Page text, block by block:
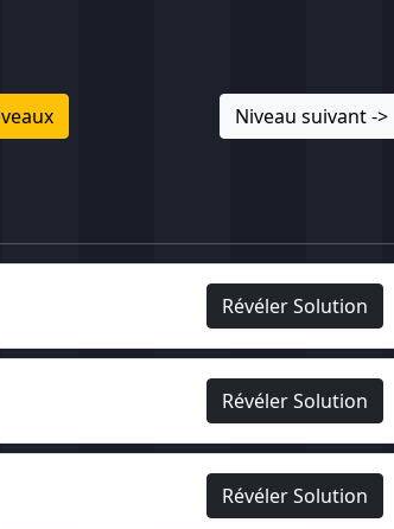
Niveau suivant ->
Révéler Solution
Révéler Solution
Révéler Solution